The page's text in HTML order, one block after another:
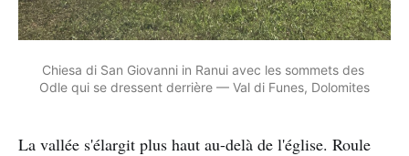
Chiesa di San Giovanni in Ranui avec les sommets des
Odle qui se dressent derrière — Val di Funes, Dolomites
La vallée s'élargit plus haut au-delà de l'église. Roule